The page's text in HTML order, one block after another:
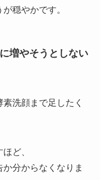
穏やかです。
増やそうとしない
洗顔まで足したく
ど、
分からなくなりま